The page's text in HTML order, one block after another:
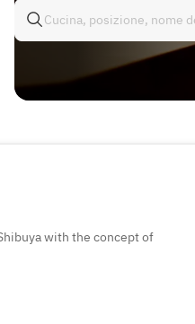
with the concept of